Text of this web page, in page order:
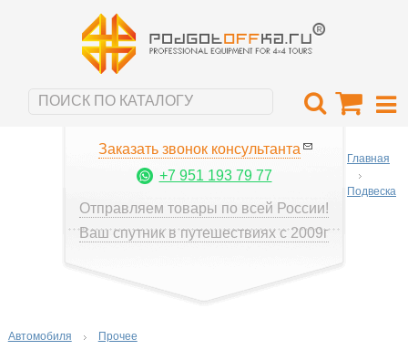
Заказать звонок консультанта
+7 951 193 79 77
Отправляем товары по всей России!
Ваш спутник в путешествиях с 2009г
Главная
Подвеска
Автомобиля Прочее